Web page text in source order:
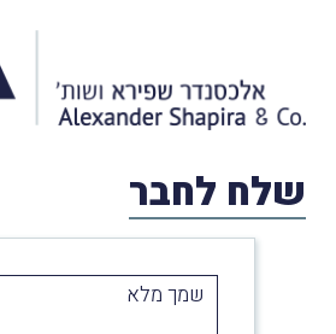
שלח לחבר
שמך מלא